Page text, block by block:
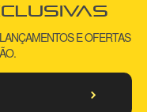
E OFERTAS